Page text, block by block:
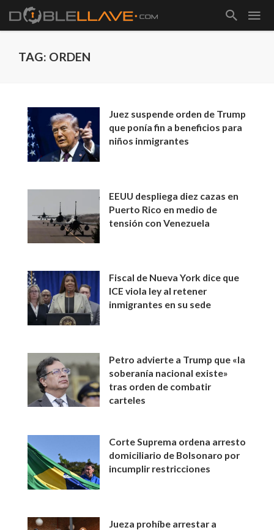
TAG: ORDEN
Juez suspende orden de Trump
que ponía fin a beneficios para
niños inmigrantes
EEUU despliega diez cazas en
Puerto Rico en medio de
tensión con Venezuela
Fiscal de Nueva York dice que
ICE viola ley al retener
inmigrantes en su sede
Petro advierte a Trump que «la
soberanía nacional existe»
tras orden de combatir
carteles
Corte Suprema ordena arresto
domiciliario de Bolsonaro por
incumplir restricciones
Jueza prohíbe arrestar a